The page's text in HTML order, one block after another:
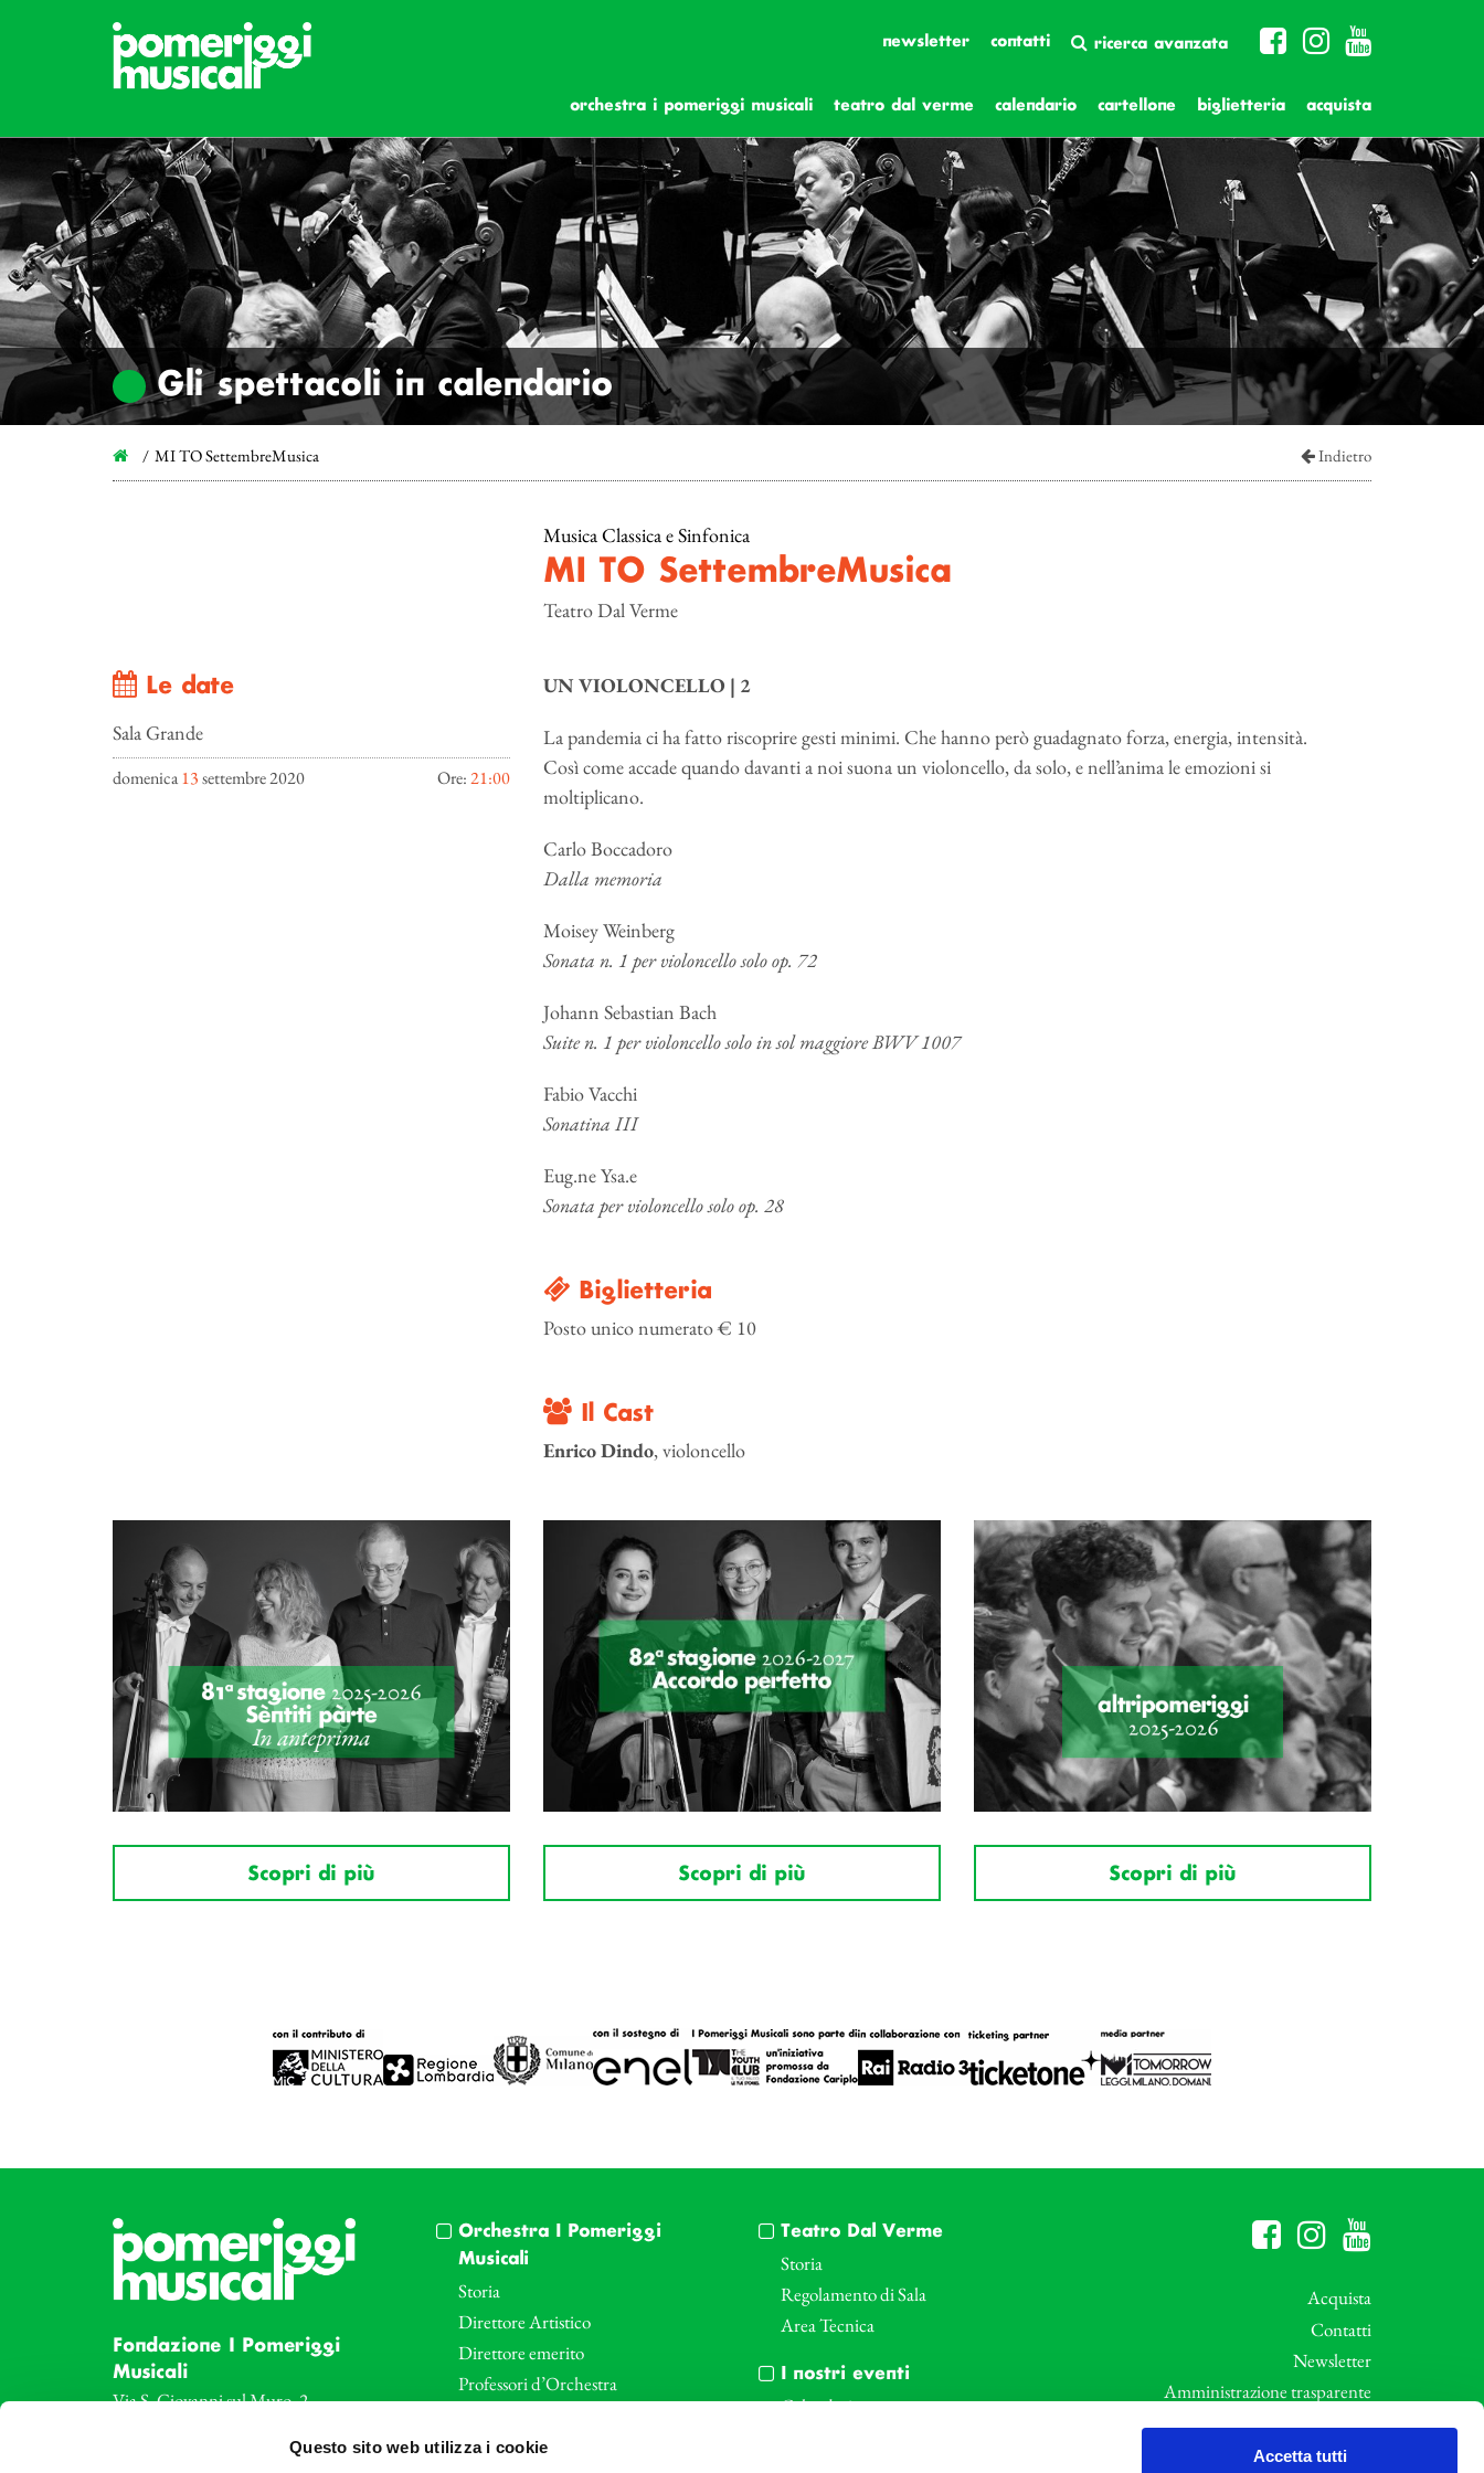
Questo sito web utilizza i cookie
Accetta tutti
newsletter contatti ricerca avanzata
orchestra i pomeriggi musicali teatro dal verme calendario cartellone biglietteria acquista
Gli spettacoli in calendario
MI TO SettembreMusica Indietro
Le date
Sala Grande
domenica13settembre 2020 Ore:21:00
Musica Classica e Sinfonica
MI TO SettembreMusica
Teatro Dal Verme
UN VIOLONCELLO | 2
La pandemia ci ha fatto riscoprire gesti minimi. Che hanno però guadagnato forza, energia, intensità.
Così come accade quando davanti a noi suona un violoncello, da solo, e nell’anima le emozioni si
moltiplicano.
Carlo Boccadoro
Dalla memoria
Moisey Weinberg
Sonata n. 1 per violoncello solo op. 72
Johann Sebastian Bach
Suite n. 1 per violoncello solo in sol maggiore BWV 1007
Fabio Vacchi
Sonatina III
Eug.ne Ysa.e
Sonata per violoncello solo op. 28
Biglietteria
Posto unico numerato € 10
Il Cast
Enrico Dindo, violoncello
Scopri di più Scopri di più Scopri di più
Fondazione I Pomeriggi
Musicali
Via S. Giovanni sul Muro, 2
Orchestra I Pomeriggi
Musicali
Storia
Direttore Artistico
Direttore emerito
Professori d’Orchestra
Teatro Dal Verme
Storia
Regolamento di Sala
Area Tecnica
I nostri eventi
Calendario
Acquista
Contatti
Newsletter
Amministrazione trasparente
Whistleblowing
Privacy e Cookie Policy